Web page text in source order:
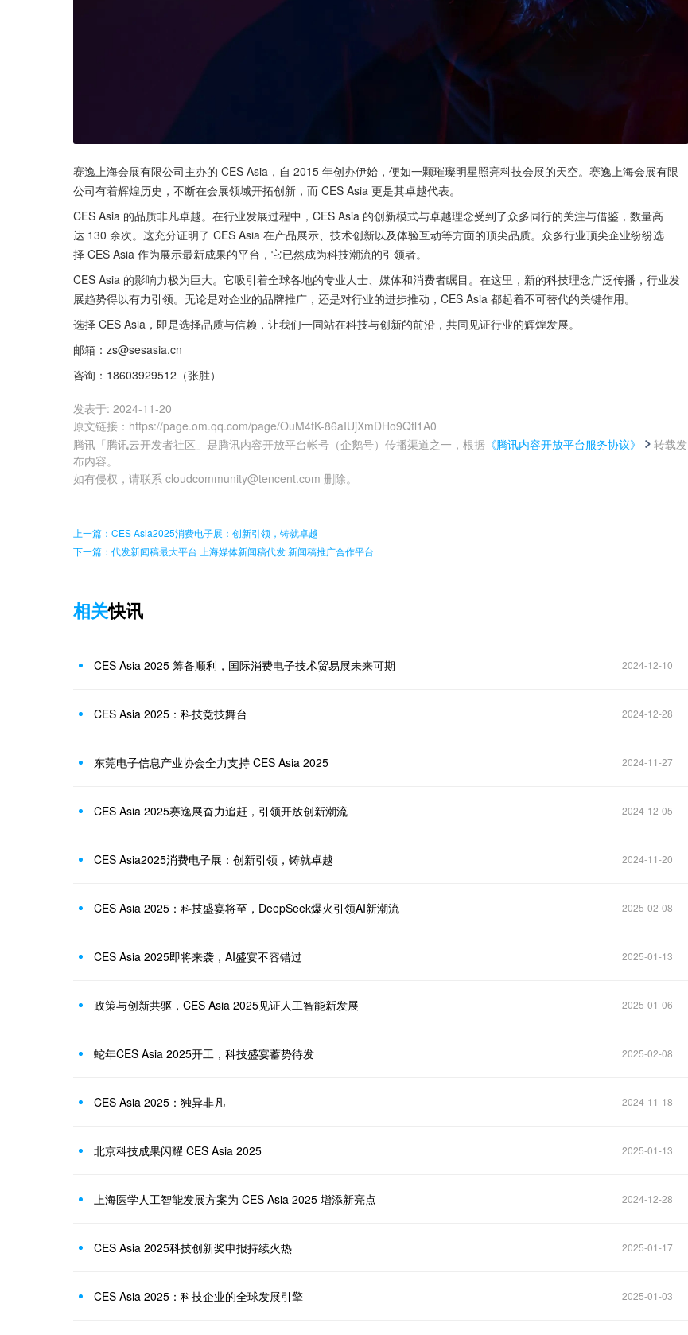
赛逸上海会展有限公司主办的 CES Asia，自 2015 年创办伊始，便如一颗璀璨明星照亮科技会展的天空。赛逸上海会展有限
公司有着辉煌历史，不断在会展领域开拓创新，而 CES Asia 更是其卓越代表。
CES Asia 的品质非凡卓越。在行业发展过程中，CES Asia 的创新模式与卓越理念受到了众多同行的关注与借鉴，数量高
达 130 余次。这充分证明了 CES Asia 在产品展示、技术创新以及体验互动等方面的顶尖品质。众多行业顶尖企业纷纷选
择 CES Asia 作为展示最新成果的平台，它已然成为科技潮流的引领者。
CES Asia 的影响力极为巨大。它吸引着全球各地的专业人士、媒体和消费者瞩目。在这里，新的科技理念广泛传播，行业发
展趋势得以有力引领。无论是对企业的品牌推广，还是对行业的进步推动，CES Asia 都起着不可替代的关键作用。
选择 CES Asia，即是选择品质与信赖，让我们一同站在科技与创新的前沿，共同见证行业的辉煌发展。
邮箱：zs@sesasia.cn
咨询：18603929512（张胜）
发表于: 2024-11-20
原文链接 ： https://page.om.qq.com/page/OuM4tK-86aIUjXmDHo9Qtl1A0
腾讯「腾讯云开发者社区」是腾讯内容开放平台帐号（企鹅号）传播渠道之一，根据 《腾讯内容开放平台服务协议》
转载发
布内容。
如有侵权，请联系 cloudcommunity@tencent.com 删除。
上一篇：CES Asia2025消费电子展：创新引领，铸就卓越
下一篇：代发新闻稿最大平台 上海媒体新闻稿代发 新闻稿推广合作平台
相关快讯
CES Asia 2025 筹备顺利，国际消费电子技术贸易展未来可期 2024-12-10
CES Asia 2025：科技竞技舞台 2024-12-28
东莞电子信息产业协会全力支持 CES Asia 2025 2024-11-27
CES Asia 2025赛逸展奋力追赶，引领开放创新潮流 2024-12-05
CES Asia2025消费电子展：创新引领，铸就卓越 2024-11-20
CES Asia 2025：科技盛宴将至，DeepSeek爆火引领AI新潮流 2025-02-08
CES Asia 2025即将来袭，AI盛宴不容错过 2025-01-13
政策与创新共驱，CES Asia 2025见证人工智能新发展 2025-01-06
蛇年CES Asia 2025开工，科技盛宴蓄势待发 2025-02-08
CES Asia 2025：独异非凡 2024-11-18
北京科技成果闪耀 CES Asia 2025 2025-01-13
上海医学人工智能发展方案为 CES Asia 2025 增添新亮点 2024-12-28
CES Asia 2025科技创新奖申报持续火热 2025-01-17
CES Asia 2025：科技企业的全球发展引擎 2025-01-03